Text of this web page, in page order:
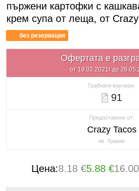
пържени картофки с
крем супа от леща, от
без резервация
Офертата е
от 19.02.2021г до
Грабнати ваучери:
91
Предоставено от:
Crazy Tacos
кв. Тракия
Цена:8.18 €5.88 €